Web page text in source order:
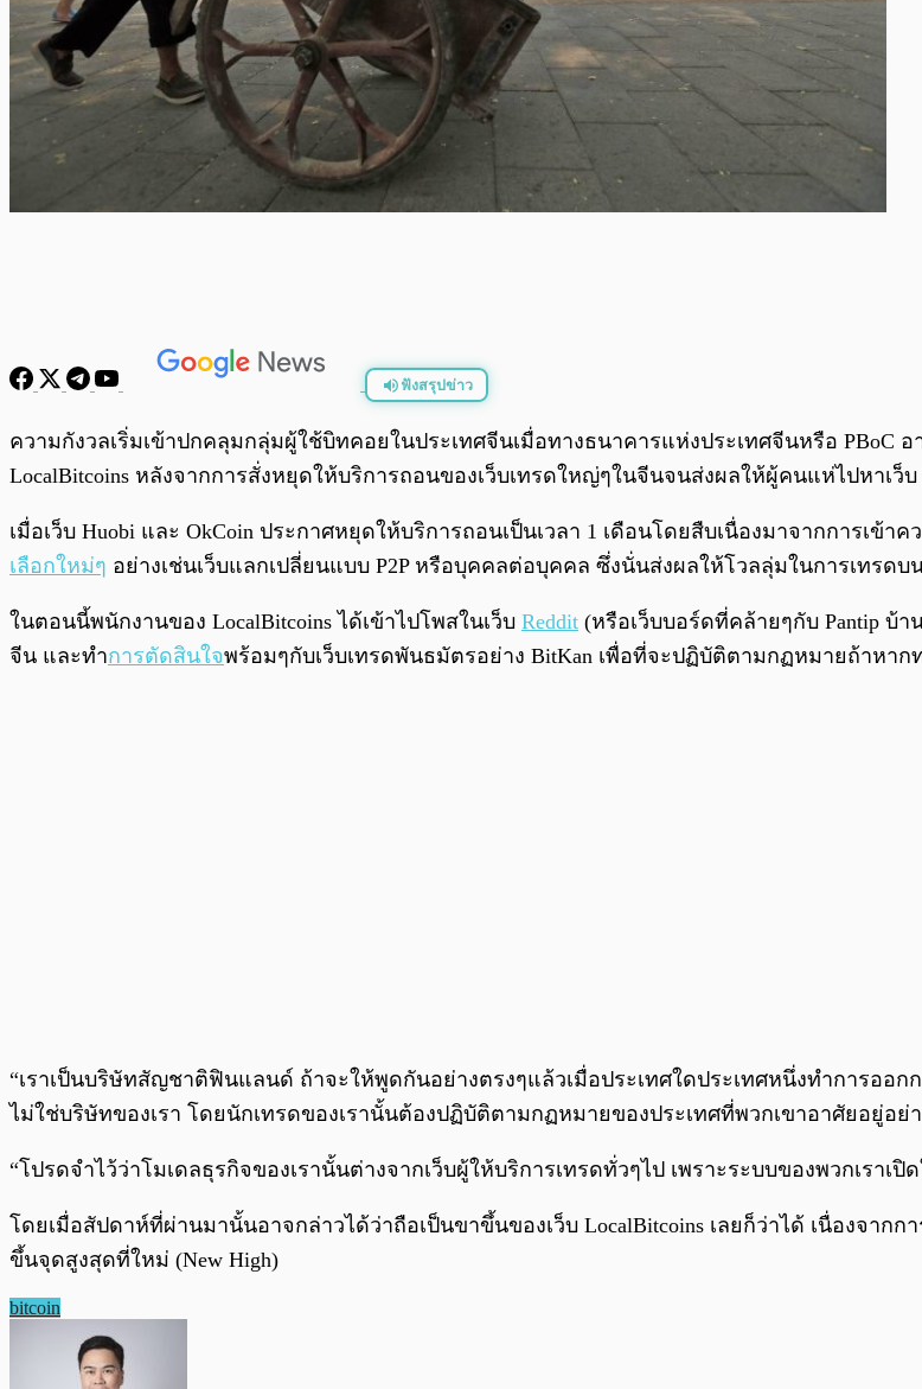
ฟังสรุปข่าว
พร้อมเล่น
ความกังวลเริ่มเข้าปกคลุมกลุ่มผู้ใช้บิทคอยในประเทศจีนเมื่อทางธนาคารแห่งประเทศจีนหรือ PBoC
LocalBitcoins หลังจากการสั่งหยุดให้บริการถอนของเว็บเทรดใหญ่ๆในจีนจนส่งผลให้ผู้คนแห่ไปหาเว็บ
เมื่อเว็บ Huobi และ OkCoin ประกาศหยุดให้บริการถอนเป็นเวลา 1 เดือนโดยสืบเนื่องมาจากการเข้
เลือกใหม่ๆ อย่างเช่นเว็บแลกเปลี่ยนแบบ P2P หรือบุคคลต่อบุคคล ซึ่งนั่นส่งผลให้โวลลุ่มในการเทร
ในตอนนี้พนักงานของ LocalBitcoins ได้เข้าไปโพสในเว็บ Reddit (หรือเว็บบอร์ดที่คล้ายๆกับ Pantip บ้
จีน และทำการตัดสินใจพร้อมๆกับเว็บเทรดพันธมัตรอย่าง BitKan เพื่อที่จะปฏิบัติตามกฏหมายถ้าหาก
“เราเป็นบริษัทสัญชาติฟินแลนด์ ถ้าจะให้พูดกันอย่างตรงๆแล้วเมื่อประเทศใดประเทศหนึ่งทำการออ
ไม่ใช่บริษัทของเรา โดยนักเทรดของเรานั้นต้องปฏิบัติตามกฏหมายของประเทศที่พวกเขาอาศัยอยู่อย่
“โปรดจำไว้ว่าโมเดลธุรกิจของเรานั้นต่างจากเว็บผู้ให้บริการเทรดทั่วๆไป เพราะระบบของพวกเราเ
โดยเมื่อสัปดาห์ที่ผ่านมานั้นอาจกล่าวได้ว่าถือเป็นขาขึ้นของเว็บ LocalBitcoins เลยก็ว่าได้ เนื่องจาก
ขึ้นจุดสูงสุดที่ใหม่ (New High)
bitcoin